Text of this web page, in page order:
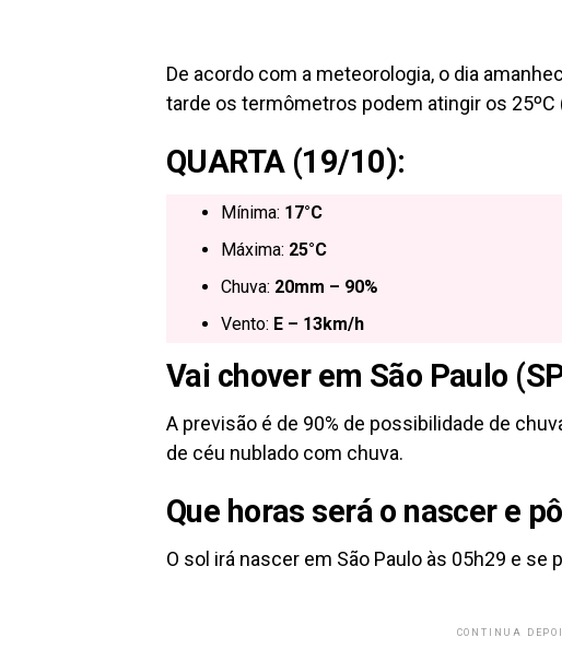
De acordo com a meteorologia, o dia
tarde os termômetros podem atingir os 25ºC
QUARTA (19/10):
Mínima: 17°C
Máxima: 25°C
Chuva: 20mm – 90%
Vento: E – 13km/h
Vai chover em São Paulo
A previsão é de 90% de possibilidade de
de céu nublado com chuva.
Que horas será o nascer e
O sol irá nascer em São Paulo às 05h29 e se
CONTINUA